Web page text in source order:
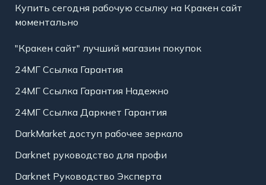
Купить сегодня рабочую ссылку на Кракен сайт
моментально
"Кракен сайт" лучший магазин покупок
24МГ Ссылка Гарантия
24МГ Ссылка Гарантия Надежно
24МГ Ссылка Даркнет Гарантия
DarkMarket доступ рабочее зеркало
Darknet руководство для профи
Darknet Руководство Эксперта